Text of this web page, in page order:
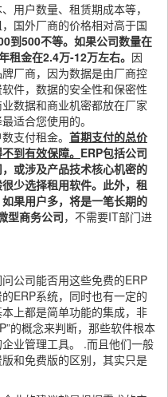
用户数量、租赁期成本等，
国外厂商的价格相对高于国
到500不等。如果公司数量在
租金在2.4万-12万左右。 因
厂商，因为数据是由厂商控
件，数据的安全性和保密性
数据和商业机密都放在厂家
适合您使用的。
支付租金。 首期支付的总价
到有效保障。 ERP包括公司
或涉及产品技术核心机密的
少选择租用软件。此外，租
果用户多，将是一笔长期的
型商务公司，不需要IT部门进
公司能否用这些免费的ERP
ERP系统，同时也有一定的
上都是简单功能的集成，非
的概念来判断，那些软件根本
业管理工具。 .而且他们一般
和免费版的区别，其实只是